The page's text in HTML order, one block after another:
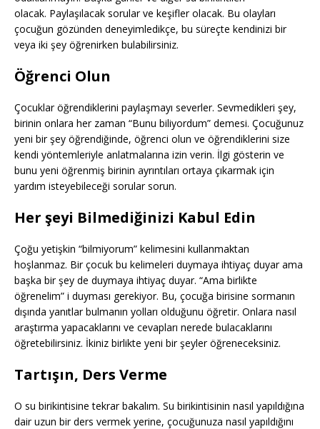
olacak. Paylaşılacak sorular ve keşifler olacak. Bu olayları
çocuğun gözünden deneyimledikçe, bu süreçte kendinizi bir
veya iki şey öğrenirken bulabilirsiniz.
Öğrenci Olun
Çocuklar öğrendiklerini paylaşmayı severler. Sevmedikleri şey,
birinin onlara her zaman “Bunu biliyordum” demesi. Çocuğunuz
yeni bir şey öğrendiğinde, öğrenci olun ve öğrendiklerini size
kendi yöntemleriyle anlatmalarına izin verin. İlgi gösterin ve
bunu yeni öğrenmiş birinin ayrıntıları ortaya çıkarmak için
yardım isteyebileceği sorular sorun.
Her şeyi Bilmediğinizi Kabul Edin
Çoğu yetişkin “bilmiyorum” kelimesini kullanmaktan
hoşlanmaz. Bir çocuk bu kelimeleri duymaya ihtiyaç duyar ama
başka bir şey de duymaya ihtiyaç duyar. “Ama birlikte
öğrenelim” i duyması gerekiyor. Bu, çocuğa birisine sormanın
dışında yanıtlar bulmanın yolları olduğunu öğretir. Onlara nasıl
araştırma yapacaklarını ve cevapları nerede bulacaklarını
öğretebilirsiniz. İkiniz birlikte yeni bir şeyler öğreneceksiniz.
Tartışın, Ders Verme
O su birikintisine tekrar bakalım. Su birikintisinin nasıl yapıldığına
dair uzun bir ders vermek yerine, çocuğunuza nasıl yapıldığını